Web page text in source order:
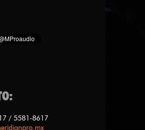
/ 5581-8617